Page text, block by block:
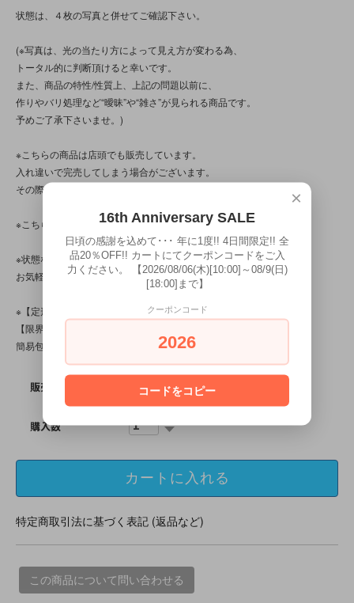
状態は、４枚の写真と併せてご確認下さい。
(※写真は、光の当たり方によって見え方が変わる為、
トータル的に判断頂けると幸いです。
また、商品の特性/性質上、上記の問題以前に、
作りやバリ処理など“曖昧”や“雑さ”が見られる商品です。
予めご了承下さいませ。)
※こちらの商品は店頭でも販売しています。
入れ違いで完売してしまう場合がございます。
その際はご容赦下さいませ。
※こちらの商品は、中古・ヴィンテージ品です。
※状態など分かり辛い点、気になる点、不明点がございましたら、
お気軽にお問い合わせ下さい。
※【定形外対応商品】・【サイズ規格外】です。
【限界個数】は【3個/点】･【送料】は350～510円です。
簡易包装です。
販売価格 1,980円(税込)
購入数
特定商取引法に基づく表記 (返品など)
この商品について問い合わせる
×
16th Anniversary SALE
日頃の感謝を込めて･･･ 年に1度!! 4日間限定!! 全
品20％OFF!! カートにてクーポンコードをご入
力ください。 【2026/08/06(木)[10:00]～08/9(日)
[18:00]まで】
クーポンコード
2026
コードをコピー